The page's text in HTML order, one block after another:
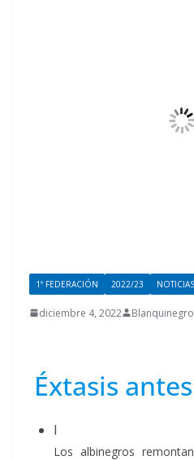
1º FEDERACIÓN 2022/23 NOTICIAS
diciembre 4, 2022 Blanquinegro
Éxtasis
Los albinegros